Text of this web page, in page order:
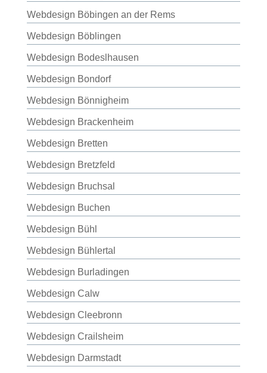
Webdesign Böbingen an der Rems
Webdesign Böblingen
Webdesign Bodeslhausen
Webdesign Bondorf
Webdesign Bönnigheim
Webdesign Brackenheim
Webdesign Bretten
Webdesign Bretzfeld
Webdesign Bruchsal
Webdesign Buchen
Webdesign Bühl
Webdesign Bühlertal
Webdesign Burladingen
Webdesign Calw
Webdesign Cleebronn
Webdesign Crailsheim
Webdesign Darmstadt